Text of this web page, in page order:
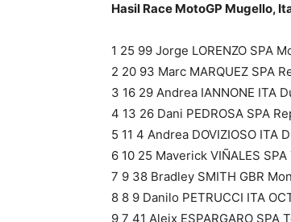
Hasil Race MotoGP Mugello,
1 25 99 Jorge LORENZO SPA
2 20 93 Marc MARQUEZ SPA
3 16 29 Andrea IANNONE ITA
4 13 26 Dani PEDROSA SPA
5 11 4 Andrea DOVIZIOSO ITA
6 10 25 Maverick VIÑALES
7 9 38 Bradley SMITH GBR
8 8 9 Danilo PETRUCCI ITA
9 7 41 Aleix ESPARGARO SPA